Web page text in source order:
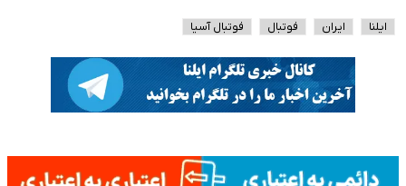
ایلنا ایران فوتبال فوتبال آسیا